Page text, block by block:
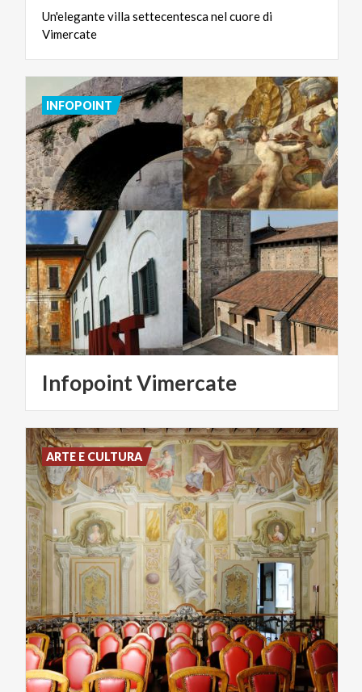
Un'elegantevillasettecentescanelcuoredi
Vimercate
InfopointVimercate
INFOPOINT
ARTE E CULTURA